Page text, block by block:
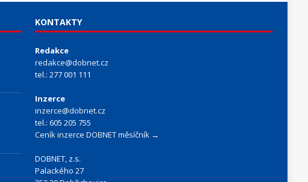
KONTAKTY
Redakce
redakce@dobnet.cz
tel.: 277 001 111
Inzerce
inzerce@dobnet.cz
tel.: 605 205 755
Ceník inzerce DOBNET měsíčník →
DOBNET, z.s.
Palackého 27